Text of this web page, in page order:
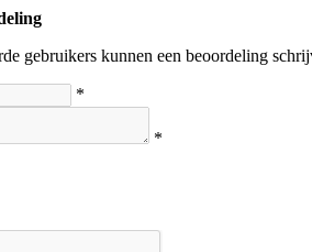
gebruikers kunnen een beoordeling
*
*